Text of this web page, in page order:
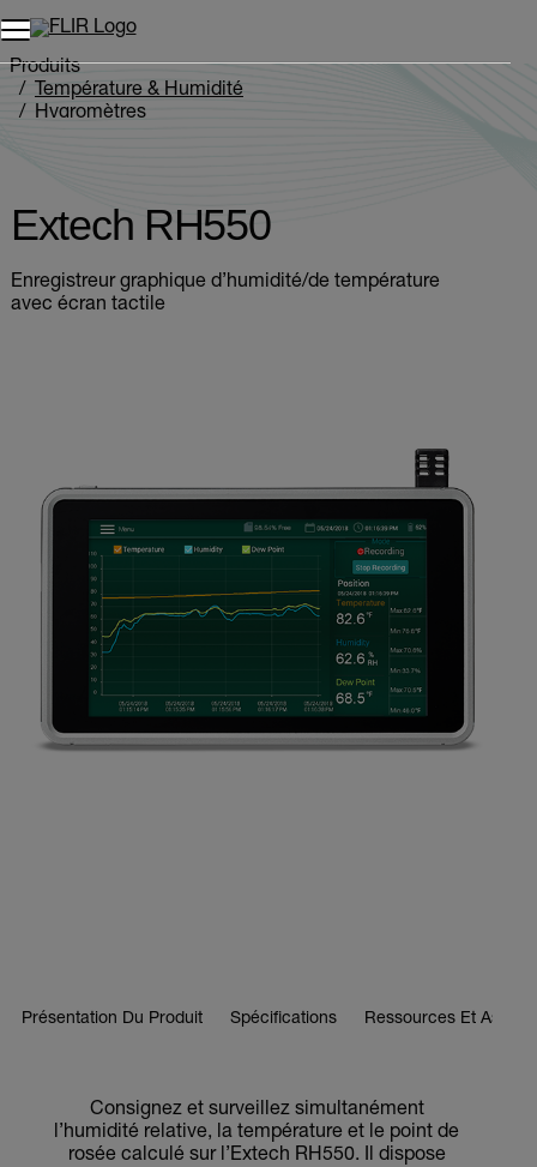
Unread messages
Modèle
Supprimer
articles
Ajouter au panier
Ajouté au panier
Produits
Température & Humidité
Hygromètres
Extech RH550
Enregistreur graphique d’humidité/de température
avec écran tactile
Présentation Du Produit Spécifications Ressources Et
Consignez et surveillez simultanément
l’humidité relative, la température et le point de
rosée calculé sur l’Extech RH550. Il dispose